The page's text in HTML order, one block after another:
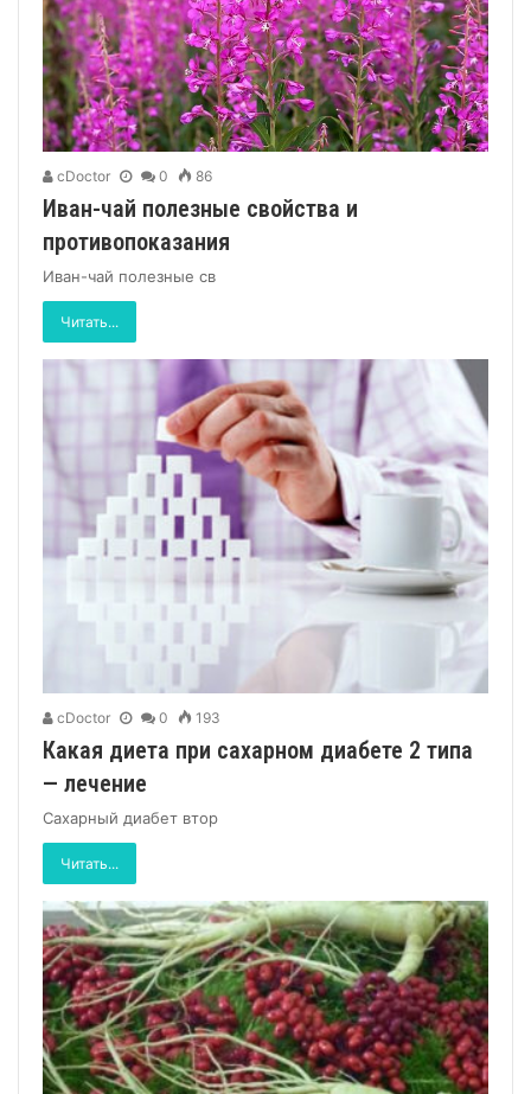
cDoctor 0 86
Иван-чай полезные свойства и
противопоказания
Иван-чай полезные св
Читать...
cDoctor 0 193
Какая диета при сахарном диабете 2 типа
— лечение
Сахарный диабет втор
Читать...